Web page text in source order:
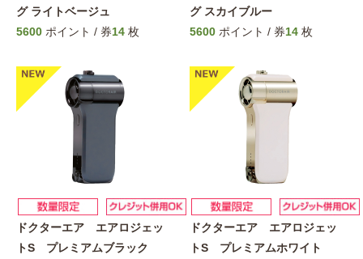
グ ライトベージュ
5600 ポイント / 券14 枚
グ スカイブルー
5600 ポイント / 券14 枚
ドクターエア エアロジェッ
トS プレミアムブラック
ドクターエア エアロジェッ
トS プレミアムホワイト